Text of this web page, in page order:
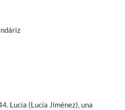
Lucía (Lucía Jiménez), una